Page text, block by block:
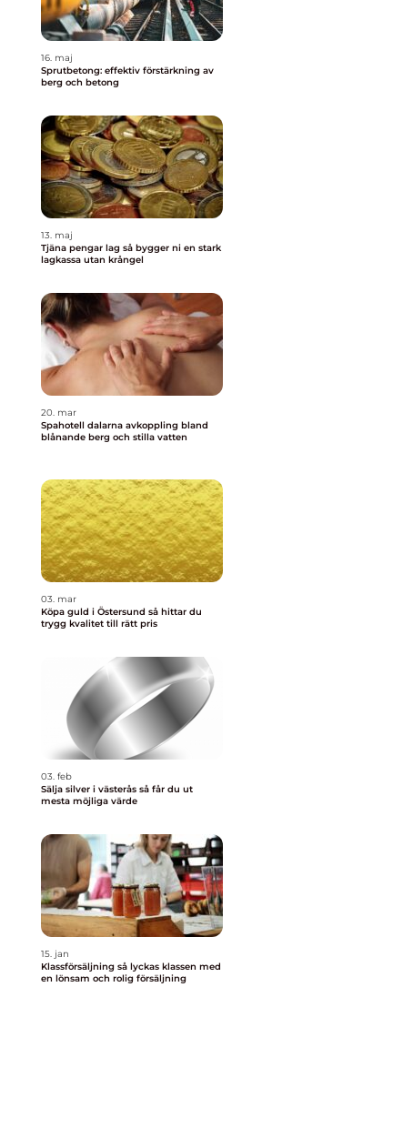
16. maj
Sprutbetong: effektiv förstärkning av
berg och betong
13. maj
Tjäna pengar lag så bygger ni en stark
lagkassa utan krångel
20. mar
Spahotell dalarna avkoppling bland
blånande berg och stilla vatten
03. mar
Köpa guld i Östersund så hittar du
trygg kvalitet till rätt pris
03. feb
Sälja silver i västerås så får du ut
mesta möjliga värde
15. jan
Klassförsäljning så lyckas klassen med
en lönsam och rolig försäljning